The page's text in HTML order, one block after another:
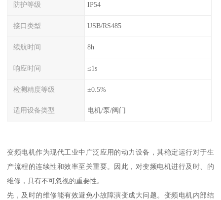
防护等级 IP54
接口类型 USB/RS485
续航时间 8h
响应时间 ≤1s
检测精度等级 ±0.5%
适用设备类型 电机/泵/阀门
变频电机作为现代工业中广泛应用的动力设备，其稳定运行对于生
产流程的连续性和效率至关重要。因此，对变频电机进行及时、的
维修，具有不可忽视的重要性。
先，及时的维修能有效避免小故障演变成大问题。变频电机内部结